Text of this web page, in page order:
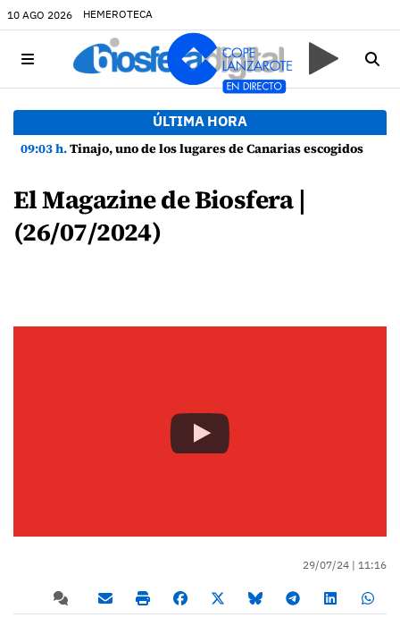
10 AGO 2026 HEMEROTECA
ÚLTIMA HORA
09:03 h.Tinajo, uno de los lugares de Canarias escogidos por el Museo Elder para disfrutar del eclipse solar
El Magazine de Biosfera |
(26/07/2024)
29/07/24 | 11:16